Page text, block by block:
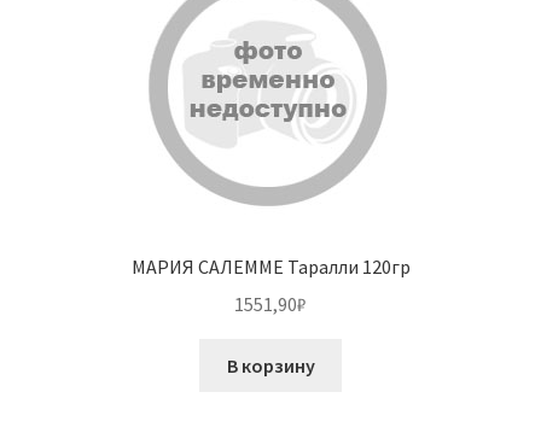
МАРИЯ САЛЕММЕ Таралли 120гр
1551,90₽
В корзину